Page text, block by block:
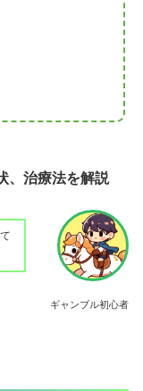
、治療法を解説
ギャンブル初心者